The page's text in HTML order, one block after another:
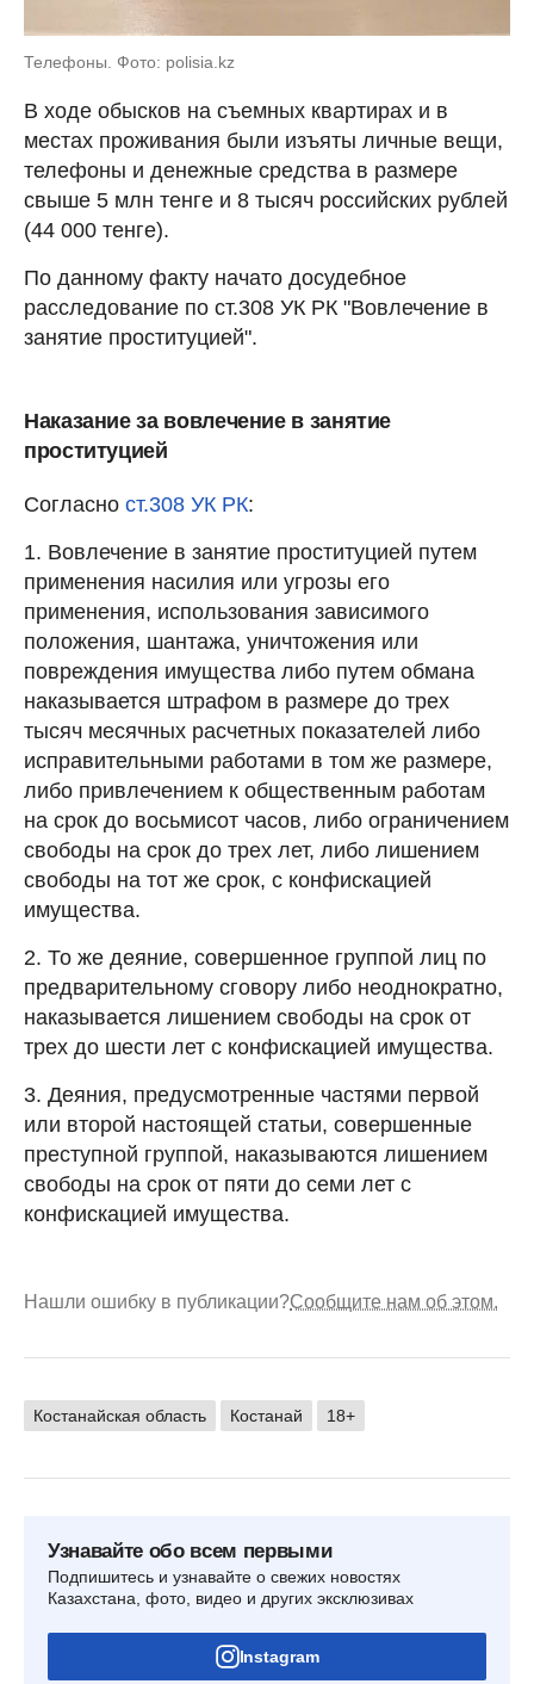
Телефоны. Фото: polisia.kz
В ходе обысков на съемных квартирах и в
местах проживания были изъяты личные вещи,
телефоны и денежные средства в размере
свыше 5 млн тенге и 8 тысяч российских рублей
(44 000 тенге).
По данному факту начато досудебное
расследование по ст.308 УК РК "Вовлечение в
занятие проституцией".
Наказание за вовлечение в занятие
проституцией
Согласно ст.308 УК РК:
1. Вовлечение в занятие проституцией путем
применения насилия или угрозы его
применения, использования зависимого
положения, шантажа, уничтожения или
повреждения имущества либо путем обмана
наказывается штрафом в размере до трех
тысяч месячных расчетных показателей либо
исправительными работами в том же размере,
либо привлечением к общественным работам
на срок до восьмисот часов, либо ограничением
свободы на срок до трех лет, либо лишением
свободы на тот же срок, с конфискацией
имущества.
2. То же деяние, совершенное группой лиц по
предварительному сговору либо неоднократно,
наказывается лишением свободы на срок от
трех до шести лет с конфискацией имущества.
3. Деяния, предусмотренные частями первой
или второй настоящей статьи, совершенные
преступной группой, наказываются лишением
свободы на срок от пяти до семи лет с
конфискацией имущества.
Нашли ошибку в публикации?Сообщите нам об этом.
Костанайская область Костанай 18+
Узнавайте обо всем первыми
Подпишитесь и узнавайте о свежих новостях
Казахстана, фото, видео и других эксклюзивах
Instagram